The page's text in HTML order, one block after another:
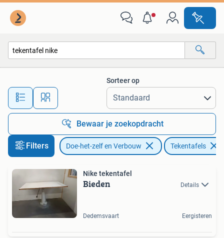
Alle afstanden…
Sorteer op
Bewaar je zoekopdracht
Filters Doe-het-zelf en Verbouw Tekentafels
Nike tekentafel
Bieden Details
Dedemsvaart Eergisteren